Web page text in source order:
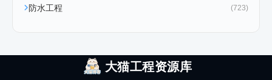
防水工程 (723)
大猫工程资源库